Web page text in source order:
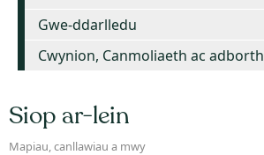
Gwe-ddarlledu
Cwynion, Canmoliaeth ac adborth
Siop ar-lein
Mapiau, canllawiau a mwy